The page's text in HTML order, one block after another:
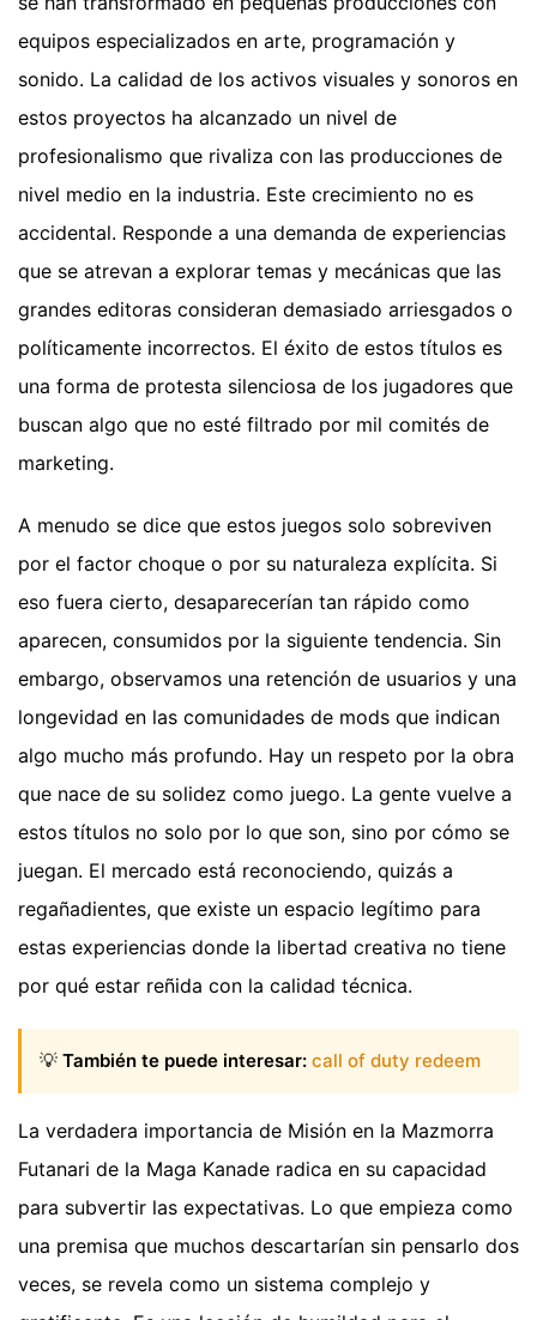
equipos especializados en arte, programación y
sonido. La calidad de los activos visuales y sonoros en
estos proyectos ha alcanzado un nivel de
profesionalismo que rivaliza con las producciones de
nivel medio en la industria. Este crecimiento no es
accidental. Responde a una demanda de experiencias
que se atrevan a explorar temas y mecánicas que las
grandes editoras consideran demasiado arriesgados o
políticamente incorrectos. El éxito de estos títulos es
una forma de protesta silenciosa de los jugadores que
buscan algo que no esté filtrado por mil comités de
marketing.
A menudo se dice que estos juegos solo sobreviven
por el factor choque o por su naturaleza explícita. Si
eso fuera cierto, desaparecerían tan rápido como
aparecen, consumidos por la siguiente tendencia. Sin
embargo, observamos una retención de usuarios y una
longevidad en las comunidades de mods que indican
algo mucho más profundo. Hay un respeto por la obra
que nace de su solidez como juego. La gente vuelve a
estos títulos no solo por lo que son, sino por cómo se
juegan. El mercado está reconociendo, quizás a
regañadientes, que existe un espacio legítimo para
estas experiencias donde la libertad creativa no tiene
por qué estar reñida con la calidad técnica.
💡 También te puede interesar: call of duty redeem
La verdadera importancia de Misión en la Mazmorra
Futanari de la Maga Kanade radica en su capacidad
para subvertir las expectativas. Lo que empieza como
una premisa que muchos descartarían sin pensarlo dos
veces, se revela como un sistema complejo y